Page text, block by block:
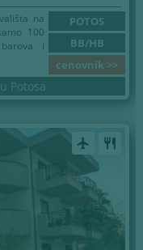
POTOS
BB/HB
cenovnik >>
na
100
i
Potosa
airplanemode_active restaurant